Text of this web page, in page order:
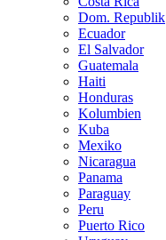
Dom. Republik
Ecuador
El Salvador
Guatemala
Haiti
Honduras
Kolumbien
Kuba
Mexiko
Nicaragua
Panama
Paraguay
Peru
Puerto Rico